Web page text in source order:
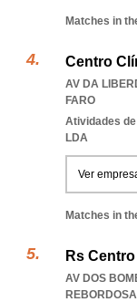
Matches in
Centro
AV DA
FARO
Atividades
LDA
Ver
Matches in
Rs
AV DOS